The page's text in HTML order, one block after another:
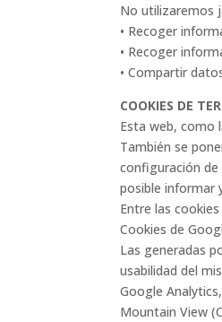
No utilizaremos
• Recoger
• Recoger
• Compartir
COOKIES DE
Esta web, como
También se
configuración de
posible informar
Entre las
Cookies de
Las generadas
usabilidad del
Google
Mountain View